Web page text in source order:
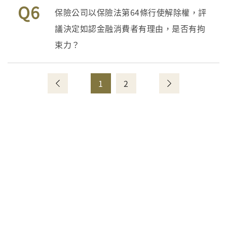
Q6
保險公司以保險法第64條行使解除權，評
議決定如認金融消費者有理由，是否有拘
束力？
1 2